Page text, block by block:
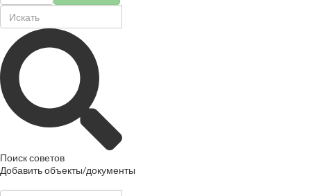
Поиск советов
Добавить объекты/документы